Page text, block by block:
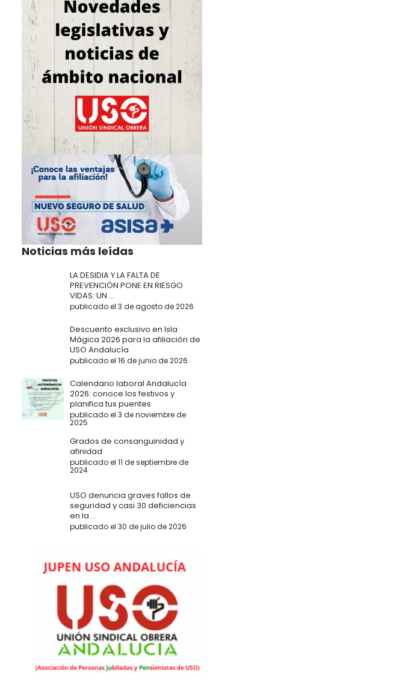
Noticias más leídas
LA DESIDIA Y LA FALTA DE
PREVENCIÓN PONE EN RIESGO
VIDAS: UN ...
publicado el 3 de agosto de 2026
Descuento exclusivo en Isla
Mágica 2026 para la afiliación de
USO Andalucía
publicado el 16 de junio de 2026
Calendario laboral Andalucía
2026: conoce los festivos y
planifica tus puentes
publicado el 3 de noviembre de
2025
Grados de consanguinidad y
afinidad
publicado el 11 de septiembre de
2024
USO denuncia graves fallos de
seguridad y casi 30 deficiencias
en la ...
publicado el 30 de julio de 2026